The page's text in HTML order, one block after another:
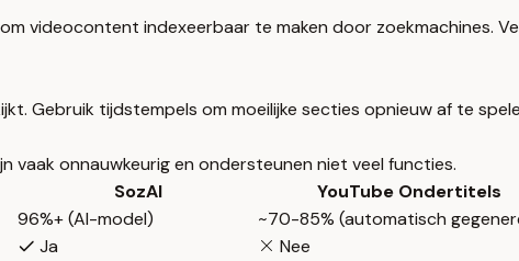
videocontent indexeerbaar te maken door zoekmachines.
Gebruik tijdstempels om moeilijke secties opnieuw af te
vaak onnauwkeurig en ondersteunen niet veel functies.
SozAI
YouTube Ondertitels
96%+ (AI-model)
~70-85% (automatisch
Ja
Nee